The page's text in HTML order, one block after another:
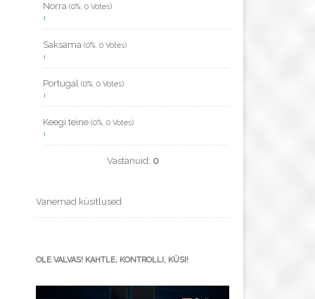
Norra (0%, 0 Votes)
Saksama (0%, 0 Votes)
Portugal (0%, 0 Votes)
Keegi teine (0%, 0 Votes)
Vastanuid: 0
Vanemad küsitlused
OLE VALVAS! KAHTLE, KONTROLLI, KÜSI!